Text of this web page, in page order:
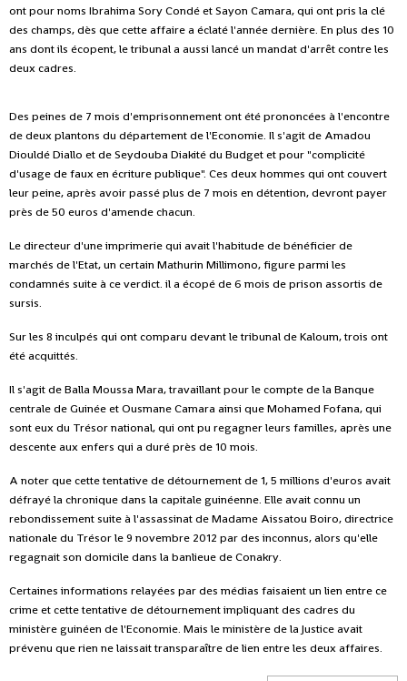
ont pour noms Ibrahima Sory Condé et Sayon Camara, qui ont pris la clé
des champs, dès que cette affaire a éclaté l'année dernière. En plus des 10
ans dont ils écopent, le tribunal a aussi lancé un mandat d'arrêt contre les
deux cadres.
Des peines de 7 mois d'emprisonnement ont été prononcées à l'encontre
de deux plantons du département de l'Economie. Il s'agit de Amadou
Diouldé Diallo et de Seydouba Diakité du Budget et pour "complicité
d'usage de faux en écriture publique". Ces deux hommes qui ont couvert
leur peine, après avoir passé plus de 7 mois en détention, devront payer
près de 50 euros d'amende chacun.
Le directeur d'une imprimerie qui avait l'habitude de bénéficier de
marchés de l'Etat, un certain Mathurin Millimono, figure parmi les
condamnés suite à ce verdict. il a écopé de 6 mois de prison assortis de
sursis.
Sur les 8 inculpés qui ont comparu devant le tribunal de Kaloum, trois ont
été acquittés.
Il s'agit de Balla Moussa Mara, travaillant pour le compte de la Banque
centrale de Guinée et Ousmane Camara ainsi que Mohamed Fofana, qui
sont eux du Trésor national, qui ont pu regagner leurs familles, après une
descente aux enfers qui a duré près de 10 mois.
A noter que cette tentative de détournement de 1, 5 millions d'euros avait
défrayé la chronique dans la capitale guinéenne. Elle avait connu un
rebondissement suite à l'assassinat de Madame Aissatou Boiro, directrice
nationale du Trésor le 9 novembre 2012 par des inconnus, alors qu'elle
regagnait son domicile dans la banlieue de Conakry.
Certaines informations relayées par des médias faisaient un lien entre ce
crime et cette tentative de détournement impliquant des cadres du
ministère guinéen de l'Economie. Mais le ministère de la Justice avait
prévenu que rien ne laissait transparaître de lien entre les deux affaires.